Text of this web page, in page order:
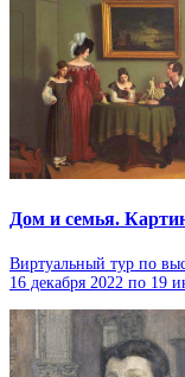
Дом и семья.
Виртуальный тур по
16 декабря 2022 по 19